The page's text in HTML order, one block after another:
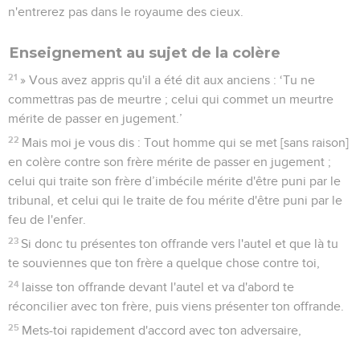
n'entrerez pas dans le royaume des cieux.
Enseignement au sujet de la colère
21 » Vous avez appris qu'il a été dit aux anciens : ‘Tu ne
commettras pas de meurtre ; celui qui commet un meurtre
mérite de passer en jugement.’
22 Mais moi je vous dis : Tout homme qui se met [sans raison]
en colère contre son frère mérite de passer en jugement ;
celui qui traite son frère d’imbécile mérite d'être puni par le
tribunal, et celui qui le traite de fou mérite d'être puni par le
feu de l'enfer.
23 Si donc tu présentes ton offrande vers l'autel et que là tu
te souviennes que ton frère a quelque chose contre toi,
24 laisse ton offrande devant l'autel et va d'abord te
réconcilier avec ton frère, puis viens présenter ton offrande.
25 Mets-toi rapidement d'accord avec ton adversaire,